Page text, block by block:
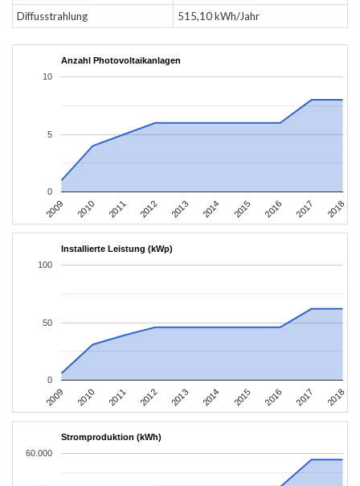
Diffusstrahlung
515,10 kWh/Jahr
Anzahl Photovoltaikanlagen
2009 2010 2011 2012 2013 2014 2015 2016 2017 2018
0
5
10
Installierte Leistung (kWp)
2009 2010 2011 2012 2013 2014 2015 2016 2017 2018
0
50
100
Stromproduktion (kWh)
60.000